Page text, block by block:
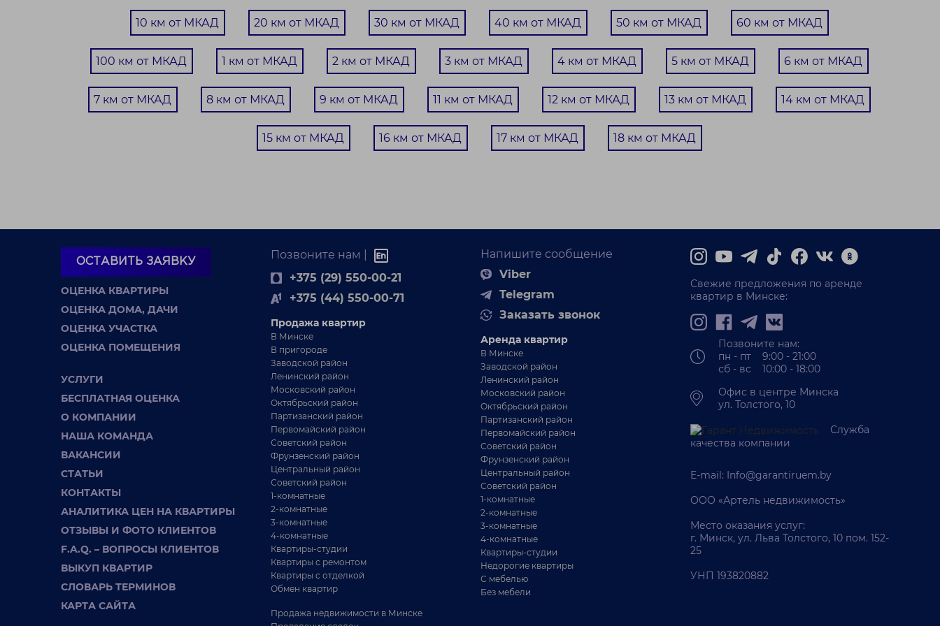
Продается 2-этажный садовый домик с участком 7,91
соток и просторной баней в СТ «Узборье». Идеальн...
Минская область Логойский р-н с/т ПЕРЕЛЕСОК
22 км от Минска
29.4 м²
6.2 соток
Продается дача в садовом товариществе
“Перелесок”, Мядельское направление 20 км от
406 994 BYN
Минская область)
аг. Петришки (Минский р-н, Минская область)
18 км от Минска
98.5 м²
18 соток
Мечта настоящего хозяина и конeчно настоящей
Логойское 344 016 BYN
Продам новый, просторный дом в деревни
Кузевичи, в 40 км от МКАД
д. Кузевичи, ул. Центральная
40 км от Минска
213 м²
25 соток
Продам новый, просторный дом в Логойском
направлении в деревни Кузевичи, в 40 км от МКАД.
В шаговой...
10 км от МКАД 20 км от МКАД 30 км от МКАД 40 км от МКАД 50 км от МКАД 60 км от МКАД
100 км от МКАД 1 км от МКАД 2 км от МКАД 3 км от МКАД 4 км от МКАД 5 км от МКАД 6 км от МКАД
7 км от МКАД 8 км от МКАД 9 км от МКАД 11 км от МКАД 12 км от МКАД 13 км от МКАД 14 км от МКАД
15 км от МКАД 16 км от МКАД 17 км от МКАД 18 км от МКАД
ОСТАВИТЬ ЗАЯВКУ
ОЦЕНКА КВАРТИРЫ
ОЦЕНКА ДОМА, ДАЧИ
ОЦЕНКА УЧАСТКА
ОЦЕНКА ПОМЕЩЕНИЯ
УСЛУГИ
БЕСПЛАТНАЯ ОЦЕНКА
О КОМПАНИИ
НАША КОМАНДА
ВАКАНСИИ
СТАТЬИ
КОНТАКТЫ
АНАЛИТИКА ЦЕН НА КВАРТИРЫ
ОТЗЫВЫ И ФОТО КЛИЕНТОВ
F.A.Q. – ВОПРОСЫ КЛИЕНТОВ
ВЫКУП КВАРТИР
СЛОВАРЬ ТЕРМИНОВ
КАРТА САЙТА
Позвоните нам |
+375 (29) 550-00-21
+375 (44) 550-00-71
Продажа квартир
В Минске
В пригороде
Заводской район
Ленинский район
Московский район
Октябрьский район
Партизанский район
Первомайский район
Советский район
Фрунзенский район
Центральный район
Советский район
1-комнатные
2-комнатные
3-комнатные
4-комнатные
Квартиры-студии
Квартиры с ремонтом
Квартиры с отделкой
Обмен квартир
Продажа недвижимости в Минске
Напишите сообщение
Viber
Telegram
Заказать звонок
Аренда квартир
В Минске
Заводской район
Ленинский район
Московский район
Октябрьский район
Партизанский район
Первомайский район
Советский район
Фрунзенский район
Центральный район
Советский район
1-комнатные
2-комнатные
3-комнатные
4-комнатные
Квартиры-студии
Недорогие квартиры
С мебелью
Без мебели
Свежие предложения по аренде
квартир в Минске:
Позвоните нам:
пн - пт 9:00 - 21:00
сб - вс 10:00 - 18:00
Офис в центре Минска
ул. Толстого, 10
Служба
качества компании
E-mail: Info@garantiruem.by
ООО «Артель недвижимость»
Место оказания услуг:
г. Минск, ул. Льва Толстого, 10 пом. 152-
25
УНП 193820882